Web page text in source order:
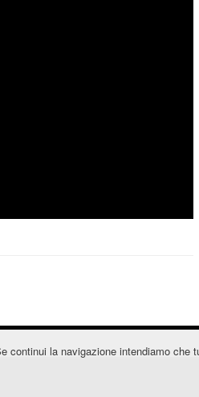
la navigazione intendiamo che